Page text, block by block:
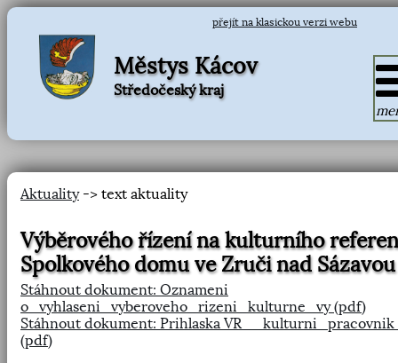
přejít na klasickou verzi webu
Městys Kácov
Středočeský kraj
Aktuality-> text aktuality
Výběrového řízení na kulturního
Spolkového domu ve Zruči nad Sázavou
Stáhnout dokument: Oznameni
o_vyhlaseni_vyberoveho_rizeni_kulturne_vy (pdf)
Stáhnout dokument: Prihlaska
(pdf)